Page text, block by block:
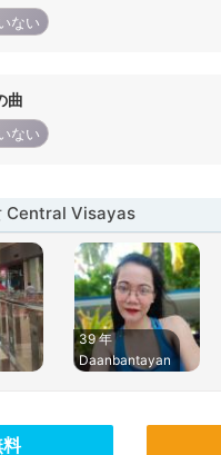
ない
曲
ない
Central Visayas
39 年
Daanbantayan